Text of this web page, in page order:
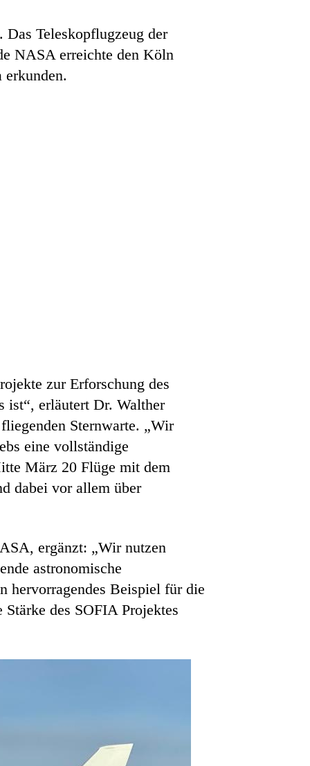
Teleskopflugzeug der
NASA erreichte den Köln
zur Erforschung des
ist“, erläutert Dr. Walther
Sternwarte. „Wir
eine vollständige
März 20 Flüge mit dem
dabei vor allem über
ergänzt: „Wir nutzen
astronomische
hervorragendes Beispiel für die
des SOFIA Projektes